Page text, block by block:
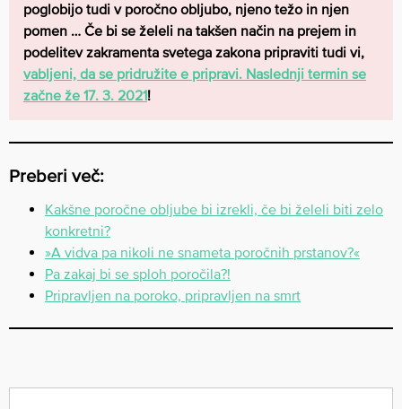
poglobijo tudi v poročno obljubo, njeno težo in njen
pomen … Če bi se želeli na takšen način na prejem in
podelitev zakramenta svetega zakona pripraviti tudi vi,
vabljeni, da se pridružite e pripravi. Naslednji termin se
začne že 17. 3. 2021!
Preberi več:
Kakšne poročne obljube bi izrekli, če bi želeli biti zelo
konkretni?
»A vidva pa nikoli ne snameta poročnih prstanov?«
Pa zakaj bi se sploh poročila?!
Pripravljen na poroko, pripravljen na smrt